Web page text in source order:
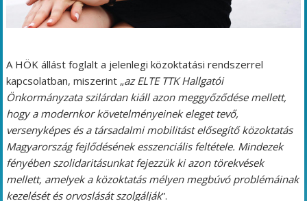
A HÖK állást foglalt a jelenlegi közoktatási rendszerrel
kapcsolatban, miszerint „az ELTE TTK Hallgatói
Önkormányzata szilárdan kiáll azon meggyőződése mellett,
hogy a modernkor követelményeinek eleget tevő,
versenyképes és a társadalmi mobilitást elősegítő közoktatás
Magyarország fejlődésének esszenciális feltétele. Mindezek
fényében szolidaritásunkat fejezzük ki azon törekvések
mellett, amelyek a közoktatás mélyen megbúvó problémáinak
kezelését és orvoslását szolgálják”.